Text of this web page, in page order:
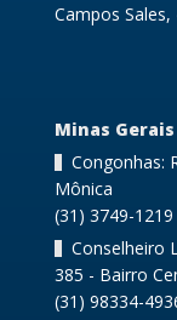
Campos
Minas Gerais
Congonhas:
Mônica
(31) 3749-1219
Conselheiro
385 - Bairro
(31) 98334-